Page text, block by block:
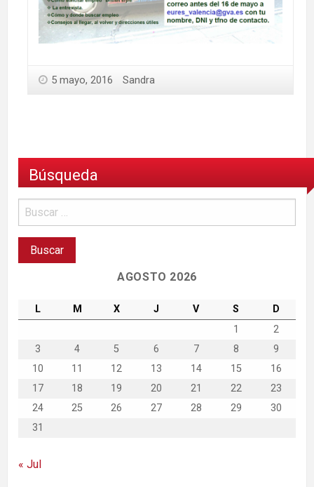
5 mayo, 2016 Sandra
Búsqueda
AGOSTO 2026
L M X J V S
D
1
2
3
4 5 6 7 8
9
10
11 12 13 14 15
16
17
18 19 20 21 22
23
24
25 26 27 28 29
30
31
« Jul